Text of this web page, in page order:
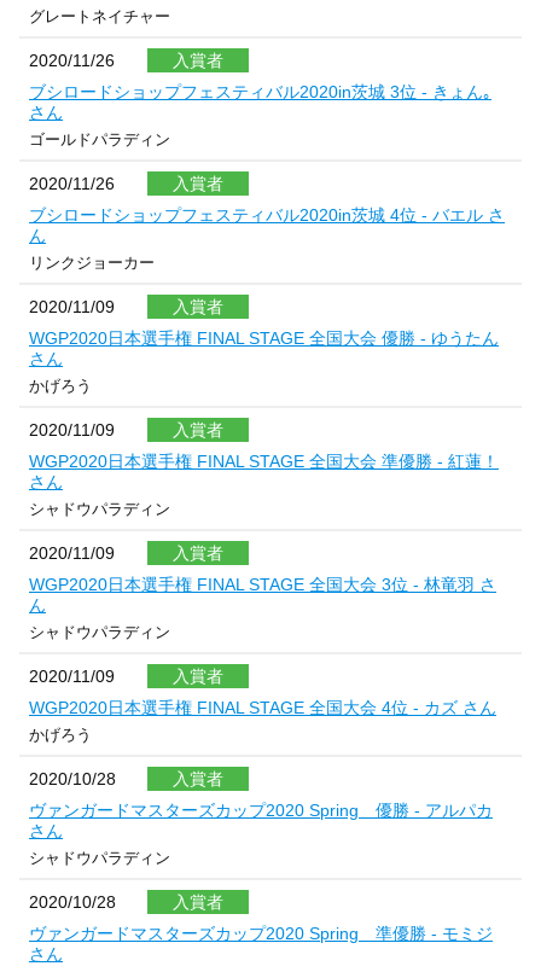
グレートネイチャー
2020/11/26
入賞者
ブシロードショップフェスティバル2020in茨城 3位 - きょん｡
さん
ゴールドパラディン
2020/11/26
入賞者
ブシロードショップフェスティバル2020in茨城 4位 - バエル さ
ん
リンクジョーカー
2020/11/09
入賞者
WGP2020日本選手権 FINAL STAGE 全国大会 優勝 - ゆうたん
さん
かげろう
2020/11/09
入賞者
WGP2020日本選手権 FINAL STAGE 全国大会 準優勝 - 紅蓮！
さん
シャドウパラディン
2020/11/09
入賞者
WGP2020日本選手権 FINAL STAGE 全国大会 3位 - 林竜羽 さ
ん
シャドウパラディン
2020/11/09
入賞者
WGP2020日本選手権 FINAL STAGE 全国大会 4位 - カズ さん
かげろう
2020/10/28
入賞者
ヴァンガードマスターズカップ2020 Spring 優勝 - アルパカ
さん
シャドウパラディン
2020/10/28
入賞者
ヴァンガードマスターズカップ2020 Spring 準優勝 - モミジ
さん